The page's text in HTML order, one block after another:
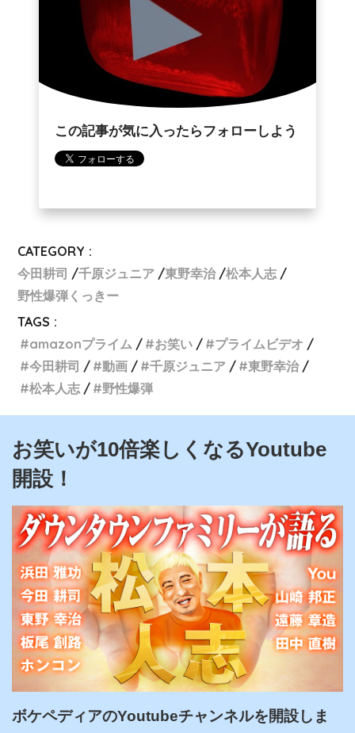
この記事が気に入ったらフォローしよう
CATEGORY :
今田耕司
千原ジュニア 東野幸治
松本人志
野性爆弾くっきー
TAGS :
amazonプライム
お笑い
プライムビデオ
今田耕司
動画 千原ジュニア
東野幸治
松本人志
野性爆弾
お笑いが10倍楽しくなるYoutube
開設！
ボケペディアのYoutubeチャンネルを開設しま